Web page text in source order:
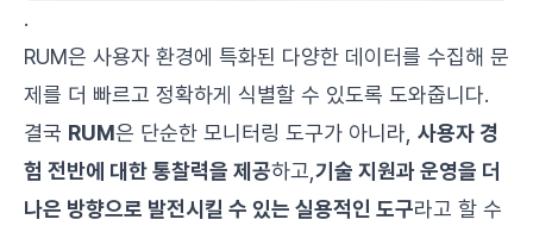
.
RUM은 사용자 환경에 특화된 다양한 데이터를 수집해 문
제를 더 빠르고 정확하게 식별할 수 있도록 도와줍니다.
결국 RUM은 단순한 모니터링 도구가 아니라, 사용자 경
험 전반에 대한 통찰력을 제공하고, 기술 지원과 운영을 더
나은 방향으로 발전시킬 수 있는 실용적인 도구라고 할 수